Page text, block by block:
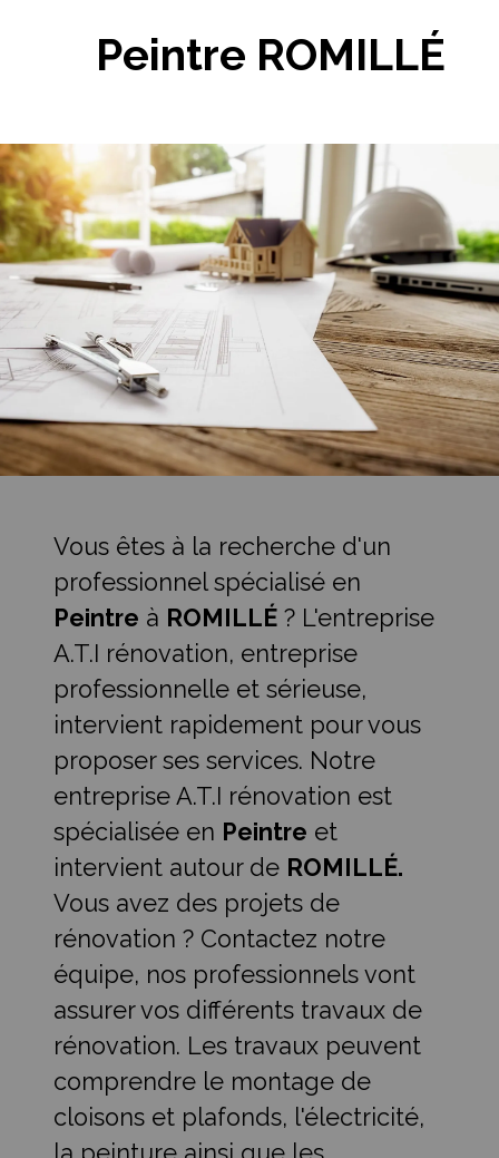
Peintre ROMILLÉ
Vous êtes à la recherche d'un
professionnel spécialisé en
Peintre à ROMILLÉ ? L'entreprise
A.T.I rénovation, entreprise
professionnelle et sérieuse,
intervient rapidement pour vous
proposer ses services. Notre
entreprise A.T.I rénovation est
spécialisée en Peintre et
intervient autour de ROMILLÉ.
Vous avez des projets de
rénovation ? Contactez notre
équipe, nos professionnels vont
assurer vos différents travaux de
rénovation. Les travaux peuvent
comprendre le montage de
cloisons et plafonds, l'électricité,